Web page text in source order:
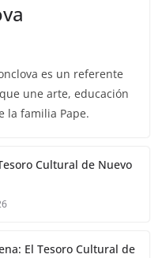
es un referente
une arte, educación
la familia Pape.
Cultural de Nuevo
El Tesoro Cultural de